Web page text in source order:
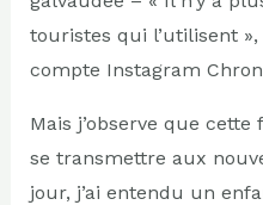
touristes qui l’utilisent
compte Instagram
Mais j’observe que
se transmettre aux
jour, j’ai entendu un